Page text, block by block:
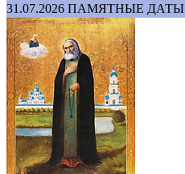
31.07.2026 ПАМЯТНЫЕ ДАТЫ